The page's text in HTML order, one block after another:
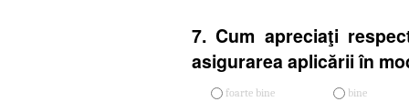
7. Cum apreciaţi
asigurarea aplicării în
foarte bine bine